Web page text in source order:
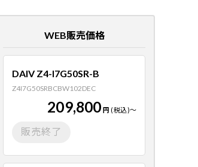
WEB販売価格
DAIV Z4-I7G50SR-B
Z4I7G50SRBCBW102DEC
209,800 円 (税込)～
販売終了